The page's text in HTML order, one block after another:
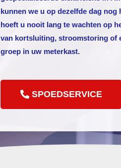
kunnen we u op dezelfde dag nog
hoeft u nooit lang te wachten op
van kortsluiting, stroomstoring of
groep in uw meterkast.
SPOEDSERVICE